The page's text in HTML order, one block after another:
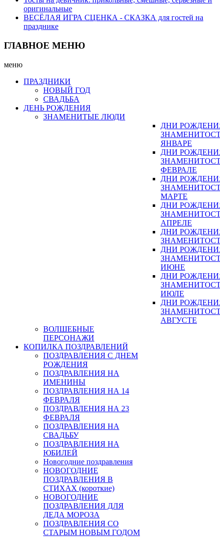
оригинальные
ВЕСЁЛАЯ ИГРА СЦЕНКА - СКАЗКА для гостей на
празднике
ГЛАВНОЕ МЕНЮ
меню
ПРАЗДНИКИ
НОВЫЙ ГОД
СВАДЬБА
ДЕНЬ РОЖДЕНИЯ
ЗНАМЕНИТЫЕ ЛЮДИ
ДНИ
ЯНВАРЕ
ДНИ
ФЕВРАЛЕ
ДНИ
МАРТЕ
ДНИ
АПРЕЛЕ
ДНИ
ДНИ
ИЮНЕ
ДНИ
ИЮЛЕ
ДНИ
АВГУСТЕ
ВОЛШЕБНЫЕ
ПЕРСОНАЖИ
КОПИЛКА ПОЗДРАВЛЕНИЙ
ПОЗДРАВЛЕНИЯ С ДНЕМ
РОЖДЕНИЯ
ПОЗДРАВЛЕНИЯ НА
ИМЕНИНЫ
ПОЗДРАВЛЕНИЯ НА 14
ФЕВРАЛЯ
ПОЗДРАВЛЕНИЯ НА 23
ФЕВРАЛЯ
ПОЗДРАВЛЕНИЯ НА
СВАДЬБУ
ПОЗДРАВЛЕНИЯ НА
ЮБИЛЕЙ
Новогодние поздравления
НОВОГОДНИЕ
ПОЗДРАВЛЕНИЯ В
СТИХАХ (короткие)
НОВОГОДНИЕ
ПОЗДРАВЛЕНИЯ ДЛЯ
ДЕДА МОРОЗА
ПОЗДРАВЛЕНИЯ СО
СТАРЫМ НОВЫМ ГОДОМ